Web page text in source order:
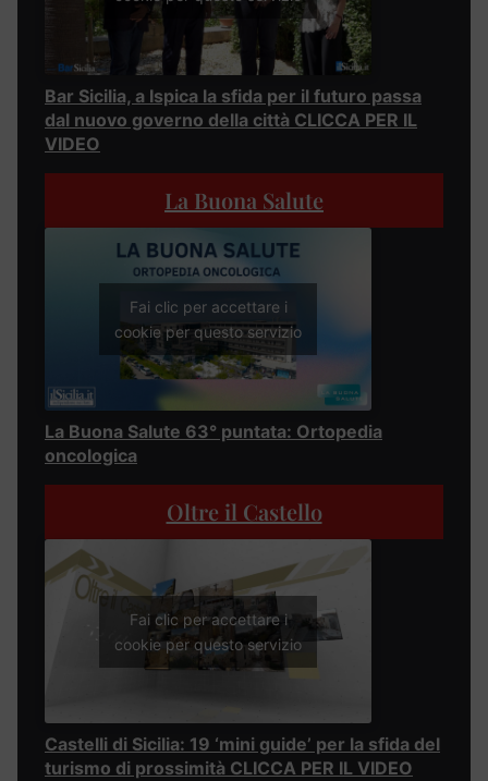
Bar Sicilia, a Ispica la sfida per il futuro passa
dal nuovo governo della città CLICCA PER IL
VIDEO
La Buona Salute
Fai clic per accettare i
cookie per questo servizio
La Buona Salute 63° puntata: Ortopedia
oncologica
Oltre il Castello
Fai clic per accettare i
cookie per questo servizio
Castelli di Sicilia: 19 ‘mini guide’ per la sfida del
turismo di prossimità CLICCA PER IL VIDEO